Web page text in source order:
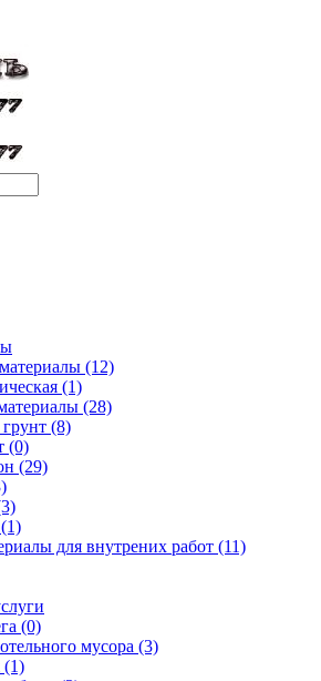
(12)
(1)
(28)
(8)
(0)
(29)
для внутрених работ (11)
(0)
мусора (3)
(1)